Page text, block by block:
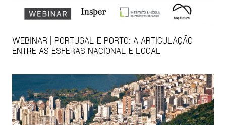
WEBINAR | PORTUGAL E PORTO: A ARTICULAÇÃO
ENTRE AS ESFERAS NACIONAL E LOCAL